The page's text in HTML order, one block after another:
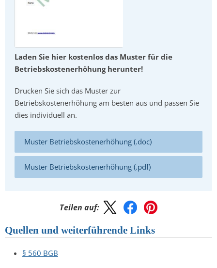
Laden Sie hier kostenlos das Muster für die
Betriebskostenerhöhung herunter!
Drucken Sie sich das Muster zur
Betriebskostenerhöhung am besten aus und passen Sie
dies individuell an.
Muster Betriebskostenerhöhung (.doc)
Muster Betriebskostenerhöhung (.pdf)
Teilen auf:
Quellen und weiterführende Links
§ 560 BGB